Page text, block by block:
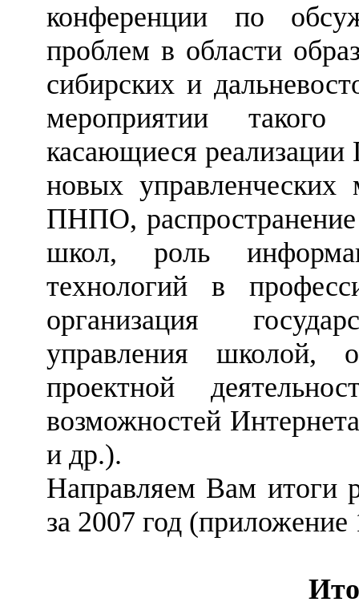
конференции по
проблем в области
сибирских и
мероприятии
касающиеся
новых управленческих
ПНПО,
школ, роль
технологий в
организация
управления школой,
проектной
возможностей
и др.).
Направляем Вам итоги
за 2007 год (приложение